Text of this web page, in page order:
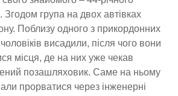
Згодом група на двох автівках
Поблизу одного з прикордонних
висадили, після чого вони
місця, де на них уже чекав
позашляховик. Саме на ньому
прорватися через інженерні